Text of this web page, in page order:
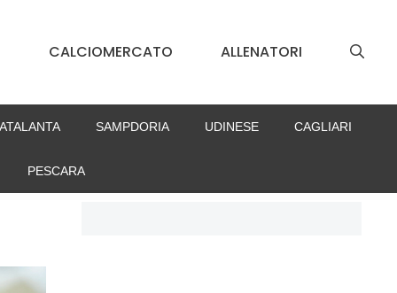
CALCIOMERCATO ALLENATORI
SAMPDORIA UDINESE CAGLIARI
PESCARA